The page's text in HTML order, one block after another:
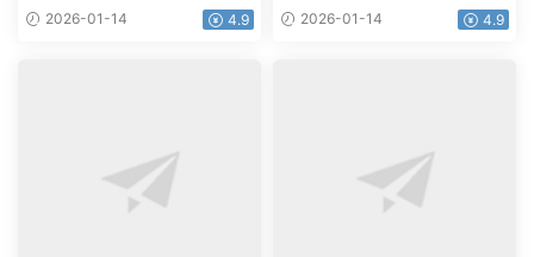
1080p.HD國語中字
2026-01-14 4.9
1080p.BD中英雙字
2026-01-14 4.9